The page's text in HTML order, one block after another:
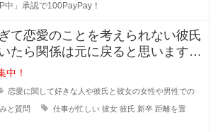
中」承認で100PayPay！
て恋愛のことを考えられない彼氏
たら関係は元に戻ると思いますか
時はどんな時でしょ
中！
恋愛に関して好きな人や彼氏と彼女の女性や男性での
と質問 仕事が忙しい 彼女 彼氏 新卒 距離を置